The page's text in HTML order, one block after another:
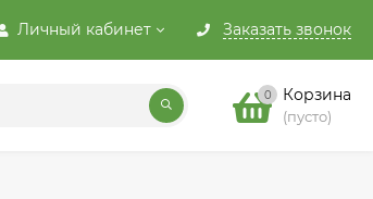
Личный кабинет Заказать звонок
0 Корзина
(пусто)